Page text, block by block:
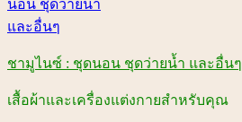
ชามูไนซ์ : ชุดนอน ชุดว่ายน้ำ และอื่นๆ
เสื้อผ้าและเครื่องแต่งกายสำหรับคุณ